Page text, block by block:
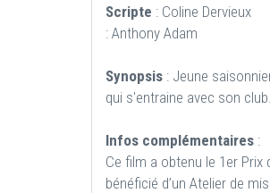
Scripte : Coline Dervieux
: Anthony Adam
Synopsis : Jeune
qui s'entraine avec son
Infos complémentaires :
Ce film a obtenu le 1er
bénéficié d’un Atelier de